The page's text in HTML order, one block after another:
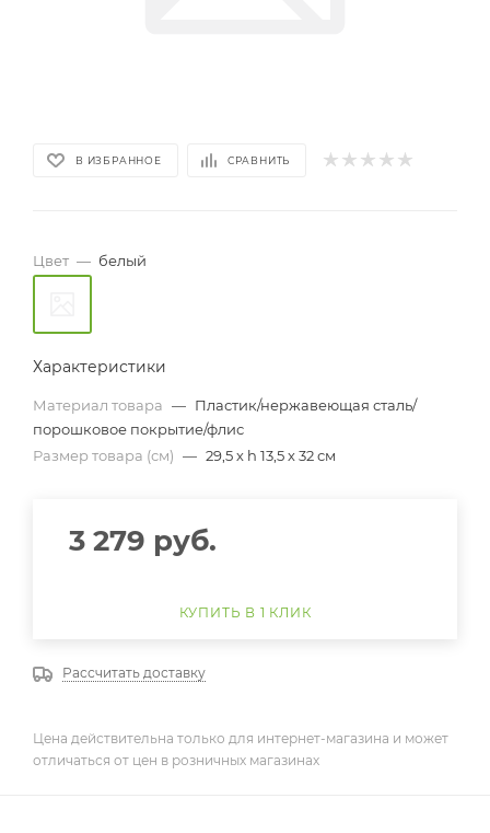
В ИЗБРАННОЕ СРАВНИТЬ
Цвет — белый
Характеристики
Материал товара — Пластик/нержавеющая сталь/
порошковое покрытие/флис
Размер товара (см) — 29,5 х h 13,5 х 32 см
3 279 руб.
КУПИТЬ В 1 КЛИК
Рассчитать доставку
Цена действительна только для интернет-магазина и может
отличаться от цен в розничных магазинах